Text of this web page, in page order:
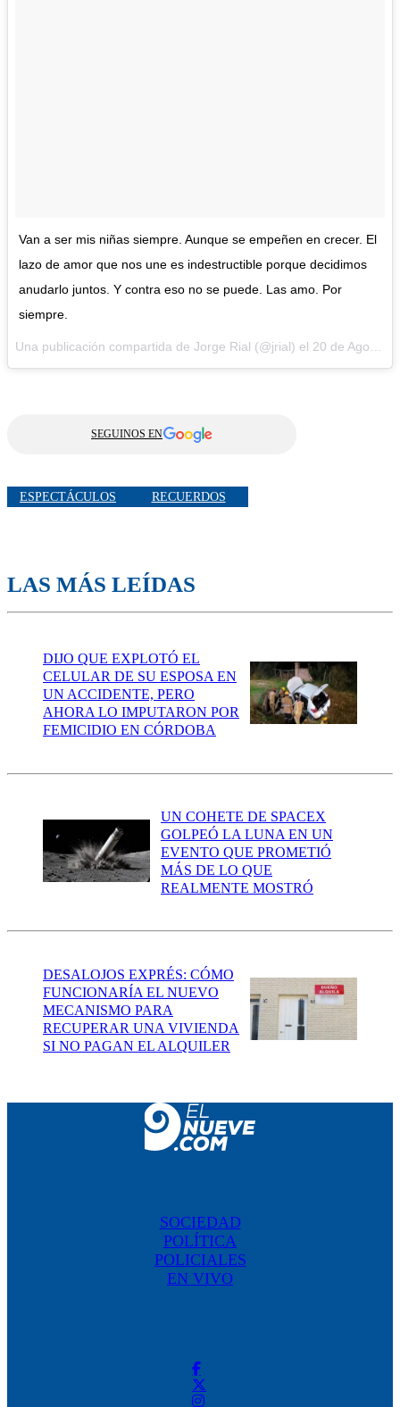
Van a ser mis niñas siempre. Aunque se empeñen en crecer. El
lazo de amor que nos une es indestructible porque decidimos
anudarlo juntos. Y contra eso no se puede. Las amo. Por
siempre.
Una publicación compartida de Jorge Rial (@jrial) el 20 de Ago de 2017 a la(s) 7:59 PDT
SEGUINOS EN
ESPECTÁCULOS RECUERDOS
LAS MÁS LEÍDAS
DIJO QUE EXPLOTÓ EL
CELULAR DE SU ESPOSA EN
UN ACCIDENTE, PERO
AHORA LO IMPUTARON POR
FEMICIDIO EN CÓRDOBA
UN COHETE DE SPACEX
GOLPEÓ LA LUNA EN UN
EVENTO QUE PROMETIÓ
MÁS DE LO QUE
REALMENTE MOSTRÓ
DESALOJOS EXPRÉS: CÓMO
FUNCIONARÍA EL NUEVO
MECANISMO PARA
RECUPERAR UNA VIVIENDA
SI NO PAGAN EL ALQUILER
SOCIEDAD
POLÍTICA
POLICIALES
EN VIVO